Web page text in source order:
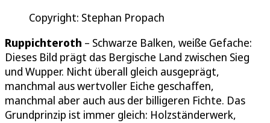
Copyright: Stephan Propach
Ruppichteroth – Schwarze Balken, weiße Gefache:
Dieses Bild prägt das Bergische Land zwischen Sieg
und Wupper. Nicht überall gleich ausgeprägt,
manchmal aus wertvoller Eiche geschaffen,
manchmal aber auch aus der billigeren Fichte. Das
Grundprinzip ist immer gleich: Holzständerwerk,